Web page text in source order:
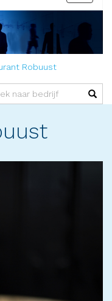
Robuust